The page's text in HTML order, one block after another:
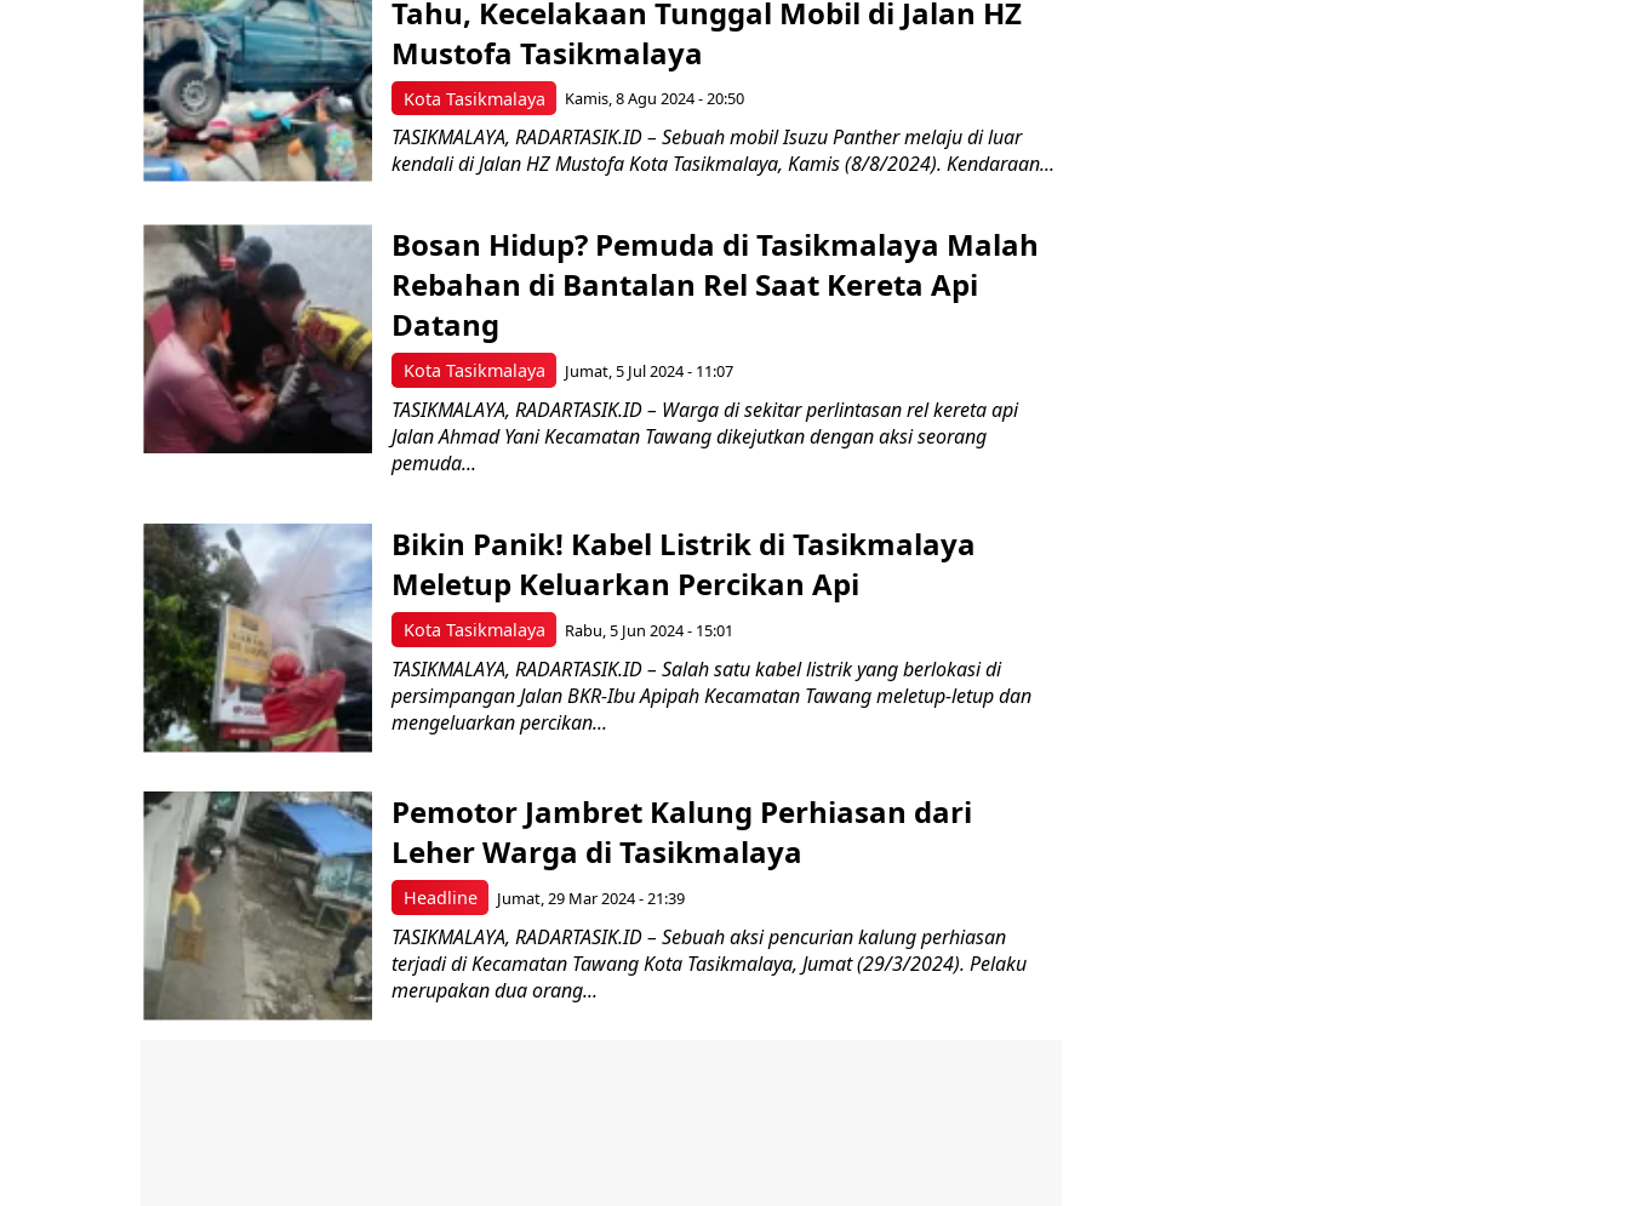
Kota Tasikmalaya
Tahu, Kecelakaan Tunggal Mobil di Jalan HZ
Mustofa Tasikmalaya
Kamis, 8 Agu 2024 - 20:50
TASIKMALAYA, RADARTASIK.ID – Sebuah mobil Isuzu Panther melaju di luar
kendali di Jalan HZ Mustofa Kota Tasikmalaya, Kamis (8/8/2024). Kendaraan...
Kota Tasikmalaya
Bosan Hidup? Pemuda di Tasikmalaya Malah
Rebahan di Bantalan Rel Saat Kereta Api
Datang
Jumat, 5 Jul 2024 - 11:07
TASIKMALAYA, RADARTASIK.ID – Warga di sekitar perlintasan rel kereta api
Jalan Ahmad Yani Kecamatan Tawang dikejutkan dengan aksi seorang
pemuda...
Kota Tasikmalaya
Bikin Panik! Kabel Listrik di Tasikmalaya
Meletup Keluarkan Percikan Api
Rabu, 5 Jun 2024 - 15:01
TASIKMALAYA, RADARTASIK.ID – Salah satu kabel listrik yang berlokasi di
persimpangan Jalan BKR-Ibu Apipah Kecamatan Tawang meletup-letup dan
mengeluarkan percikan...
Headline
Pemotor Jambret Kalung Perhiasan dari
Leher Warga di Tasikmalaya
Jumat, 29 Mar 2024 - 21:39
TASIKMALAYA, RADARTASIK.ID – Sebuah aksi pencurian kalung perhiasan
terjadi di Kecamatan Tawang Kota Tasikmalaya, Jumat (29/3/2024). Pelaku
merupakan dua orang...